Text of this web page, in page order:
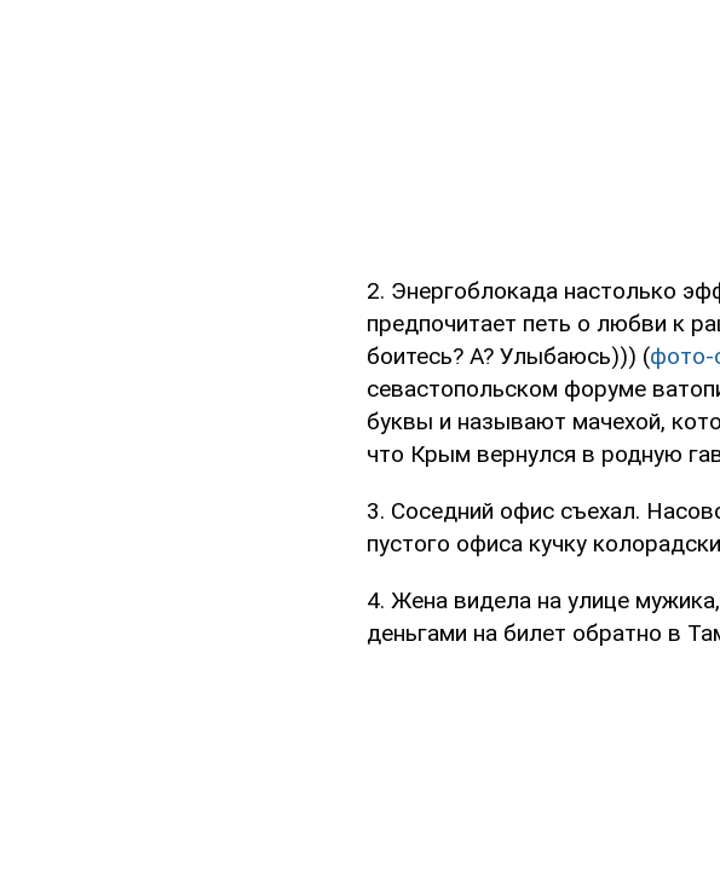
2. Энергоблокада настолько
предпочитает петь о любви к
боитесь? А? Улыбаюсь))) (фото-
севастопольском форуме
буквы и называют мачехой,
что Крым вернулся в родную
3. Соседний офис съехал.
пустого офиса кучку
4. Жена видела на улице
деньгами на билет обратно в